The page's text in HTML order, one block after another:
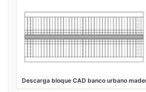
Descarga bloque CAD banco urbano